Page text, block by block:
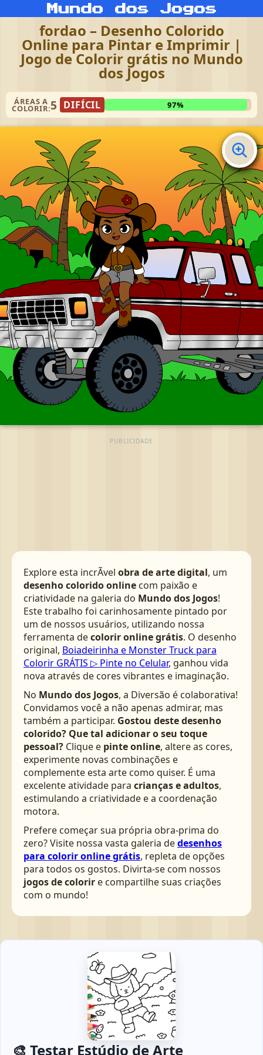
fordao – Desenho Colorido
Online para Pintar e Imprimir |
Jogo de Colorir grátis no Mundo
dos Jogos
ÁREAS A
COLORIR:5 DIFÍCIL 97%
PUBLICIDADE
Explore esta incrÃ­vel obra de arte digital, um
desenho colorido online com paixão e
criatividade na galeria do Mundo dos Jogos!
Este trabalho foi carinhosamente pintado por
um de nossos usuários, utilizando nossa
ferramenta decolorir online grátis. O desenho
original, Boiadeirinha e Monster Truck para
Colorir GRÁTIS ▷ Pinte no Celular, ganhou vida
nova através de cores vibrantes e imaginação.
No Mundo dos Jogos, a Diversão é colaborativa!
Convidamos você a não apenas admirar, mas
também a participar. Gostou deste desenho
colorido? Que tal adicionar o seu toque
pessoal? Clique e pinte online, altere as cores,
experimente novas combinações e
complemente esta arte como quiser. É uma
excelente atividade para crianças e adultos,
estimulando a criatividade e a coordenação
motora.
Prefere começar sua própria obra-prima do
zero? Visite nossa vasta galeria dedesenhos
para colorir online grátis, repleta de opções
para todos os gostos. Divirta-se com nossos
jogos de colorir e compartilhe suas criações
com o mundo!
🎨 Testar Estúdio de Arte